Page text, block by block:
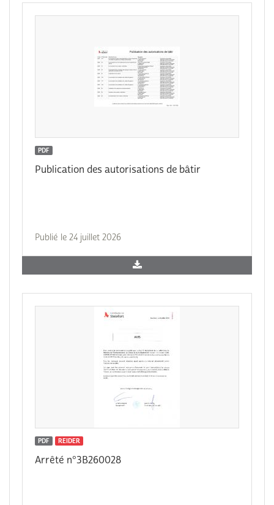
PDF
Publication des autorisations de bâtir
Publié le 24 juillet 2026
PDF REIDER
Arrêté n°3B260028